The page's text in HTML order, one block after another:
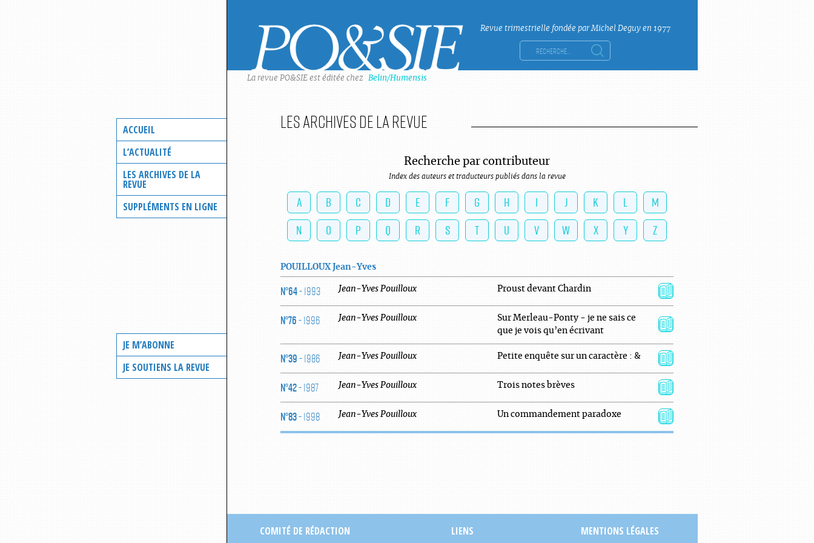
ACCUEIL
L’ACTUALITÉ
LES ARCHIVES DE LA
REVUE
SUPPLÉMENTS EN LIGNE
JE M’ABONNE
JE SOUTIENS LA REVUE
Revue trimestrielle fondée par Michel Deguy en 1977
Rechercher :
La revue PO&SIE est éditée chez Belin/Humensis
Les archives de la revue
Recherche par contributeur
Index des auteurs et traducteurs publiés dans la revue
A B C D E F G H I J K L
M
N
O P Q R S T U V W X Y Z
POUILLOUX Jean-Yves
N°64- 1993 Jean-Yves Pouilloux Proust devant Chardin
N°76- 1996 Jean-Yves Pouilloux
Sur Merleau-Ponty - je ne sais ce
que je vois qu’en écrivant
N°39- 1986 Jean-Yves Pouilloux Petite enquête sur un caractère : &
N°42- 1987 Jean-Yves Pouilloux Trois notes brèves
N°83- 1998 Jean-Yves Pouilloux Un commandement paradoxe
COMITÉ DE RÉDACTION LIENS MENTIONS LÉGALES